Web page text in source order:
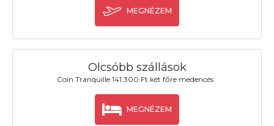
MEGNÉZEM
Olcsóbb szállások
Coin Tranquille 141.300 Ft két főre medencés
MEGNÉZEM